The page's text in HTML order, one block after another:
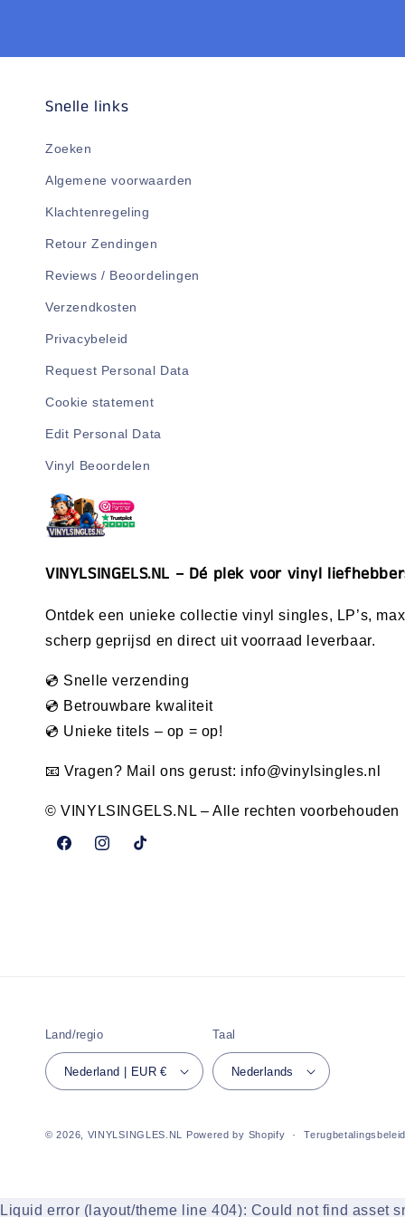
Snelle links
Zoeken
Algemene voorwaarden
Klachtenregeling
Retour Zendingen
Reviews / Beoordelingen
Verzendkosten
Privacybeleid
Request Personal Data
Cookie statement
Edit Personal Data
Vinyl Beoordelen
VINYLSINGELS.NL – Dé plek voor vinyl
Ontdek een unieke collectie vinyl singles, LP’s,
scherp geprijsd en direct uit voorraad leverbaar.
💿 Snelle verzending
💿 Betrouwbare kwaliteit
💿 Unieke titels – op = op!
📧 Vragen? Mail ons gerust: info@vinylsingles.nl
© VINYLSINGELS.NL – Alle rechten voorbehouden
FacebookInstagramTikTok
Land/regio
Nederland | EUR €
Taal
Nederlands
© 2026, VINYLSINGLES.NL Powered by Shopify
Liquid error (layout/theme line 404): Could not find asset